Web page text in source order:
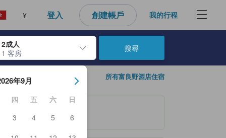
¥ 登入 創建帳戶 我的行程
2成人
1 客房
使用Enter鍵選擇日期後，入住日期將會選取。請重覆相同步驟以選
年9月
四 五 六
日
3 4 5
6
搜尋
所有富良野酒店住宿